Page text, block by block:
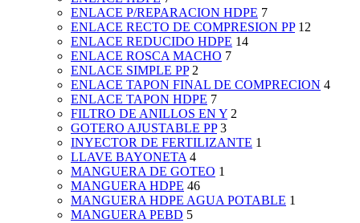
ENLACE P/REPARACION HDPE 7
ENLACE RECTO DE COMPRESION PP 12
ENLACE REDUCIDO HDPE 14
ENLACE ROSCA MACHO 7
ENLACE SIMPLE PP 2
ENLACE TAPON FINAL DE COMPRECION 4
ENLACE TAPON HDPE 7
FILTRO DE ANILLOS EN Y 2
GOTERO AJUSTABLE PP 3
INYECTOR DE FERTILIZANTE 1
LLAVE BAYONETA 4
MANGUERA DE GOTEO 1
MANGUERA HDPE 46
MANGUERA HDPE AGUA POTABLE 1
MANGUERA PEBD 5